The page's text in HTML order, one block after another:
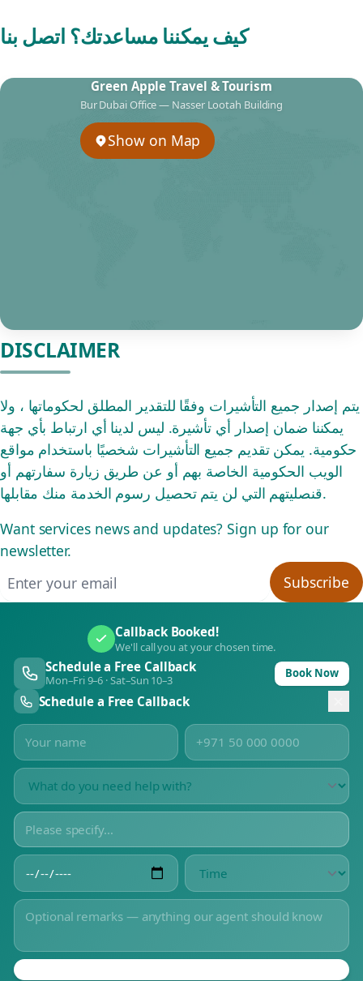
كيف يمكننا مساعدتك؟ اتصل بنا
Green Apple Travel & Tourism
Bur Dubai Office — Nasser Lootah Building
Show on Map
DISCLAIMER
يتم إصدار جميع التأشيرات وفقًا للتقدير المطلق لحكوماتها ، ولا
يمكننا ضمان إصدار أي تأشيرة. ليس لدينا أي ارتباط بأي جهة
حكومية. يمكن تقديم جميع التأشيرات شخصيًا باستخدام مواقع
الويب الحكومية الخاصة بهم أو عن طريق زيارة سفارتهم أو
قنصليتهم التي لن يتم تحصيل رسوم الخدمة منك مقابلها.
Want services news and updates? Sign up for our
newsletter.
Subscribe
Callback Booked!
We'll call you at your chosen time.
Schedule a Free Callback
Mon–Fri 9–6 · Sat–Sun 10–3 Book Now
Schedule a Free Callback